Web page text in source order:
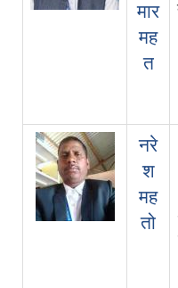
मार
मह
त
नरे
श
मह
तो